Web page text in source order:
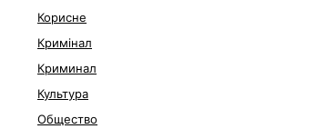
Корисне
Кримінал
Криминал
Культура
Общество